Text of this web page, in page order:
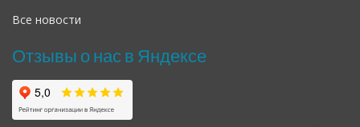
Все новости
Отзывы о нас в Яндексе